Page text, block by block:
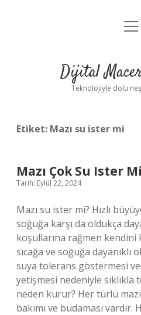
Yasal
Dijital
Teknolojiyle dolu
Etiket: Mazı su ister mi
Mazı Çok Su Ister Mi
Tarih: Eylül 22, 2024
Mazı su ister mi? Hızlı
soğuğa karşı da oldukça
koşullarına rağmen kendini
sıcağa ve soğuğa dayanıklı
suya tolerans göstermesi
yetişmesi nedeniyle sıklıkla
neden kurur? Her türlü
bakımı ve budaması